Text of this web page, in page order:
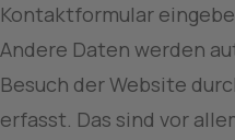
Kontaktformular
Andere Daten werden
Besuch der Website
erfasst. Das sind vor